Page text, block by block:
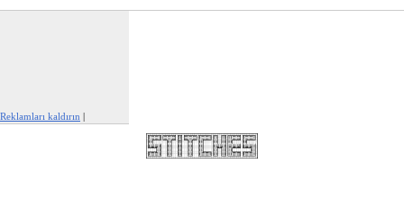
Reklamları kaldırın |